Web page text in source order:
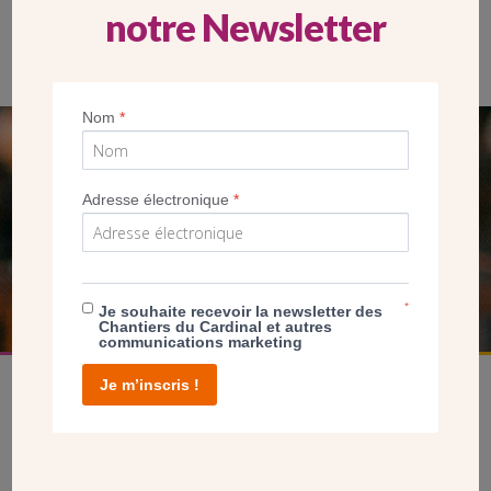
Vue d’architecte de l’église Saint-Joseph-le-Bienveillant.
SEUL VOTRE DON
NOUS PERMET D’AGIR
FAIRE UN DON
notre Newsletter
Nom*
Adresse électronique*
Je souhaite recevoir la newsletter des
Chantiers du Cardinal et autres
communications marketing
*
Je m’inscris !